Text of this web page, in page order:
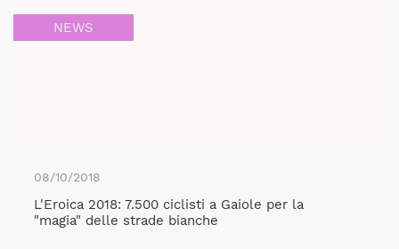
NEWS
08/10/2018
L'Eroica 2018: 7.500 ciclisti a Gaiole per la
"magia" delle strade bianche